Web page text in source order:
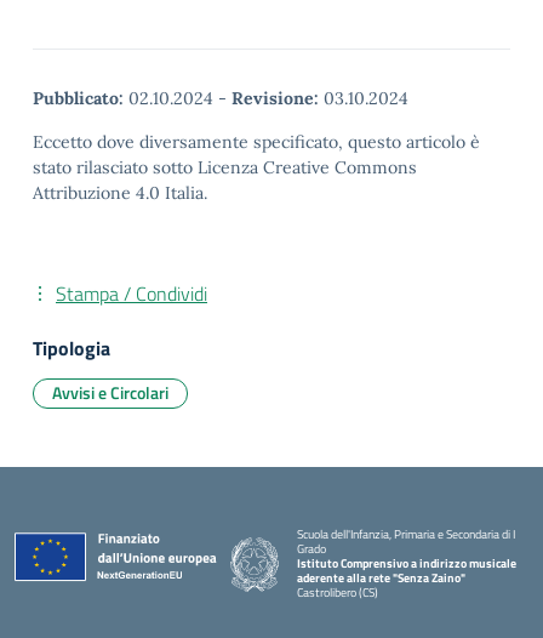
Pubblicato: 02.10.2024 - Revisione: 03.10.2024
Eccetto dove diversamente specificato, questo articolo è
stato rilasciato sotto Licenza Creative Commons
Attribuzione 4.0 Italia.
Stampa / Condividi
Tipologia
Avvisi e Circolari
Scuola dell'Infanzia, Primaria e Secondaria di I
Grado
Istituto Comprensivo a indirizzo musicale
aderente alla rete "Senza Zaino"
Castrolibero (CS)